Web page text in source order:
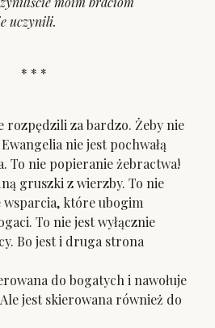
uczynili.
* * *
rozpędzili za bardzo. Żeby nie
nie jest pochwałą
To nie popieranie żebractwa!
gruszki z wierzby. To nie
które ubogim
To nie jest wyłącznie
Bo jest i druga strona
do bogatych i nawołuje
jest skierowana również do